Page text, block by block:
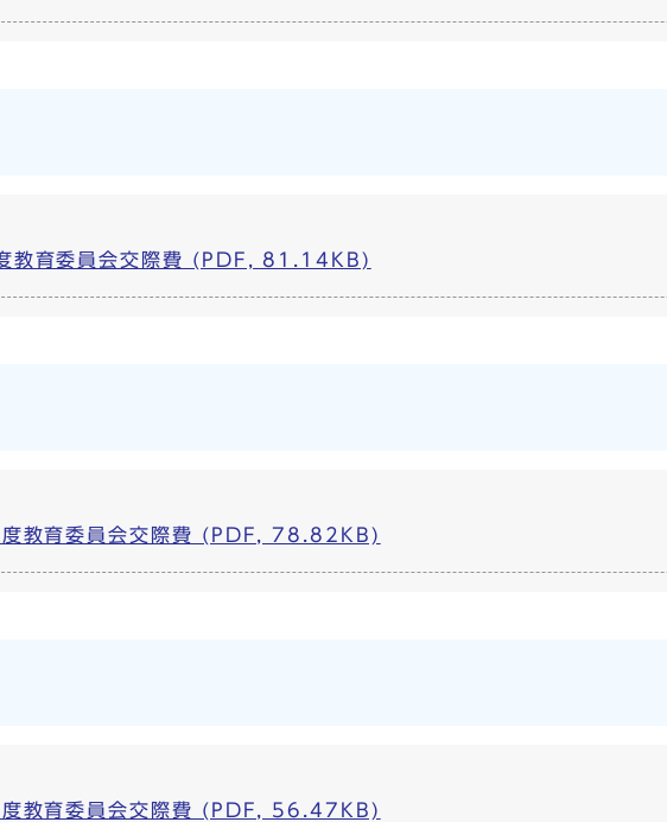
教育委員会交際費 (PDF, 81.14KB)
教育委員会交際費 (PDF, 78.82KB)
教育委員会交際費 (PDF, 56.47KB)